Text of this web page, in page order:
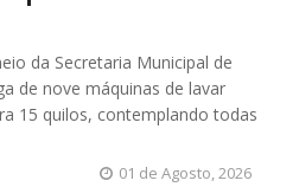
da Secretaria Municipal de
de nove máquinas de lavar
15 quilos, contemplando todas
01 de Agosto, 2026